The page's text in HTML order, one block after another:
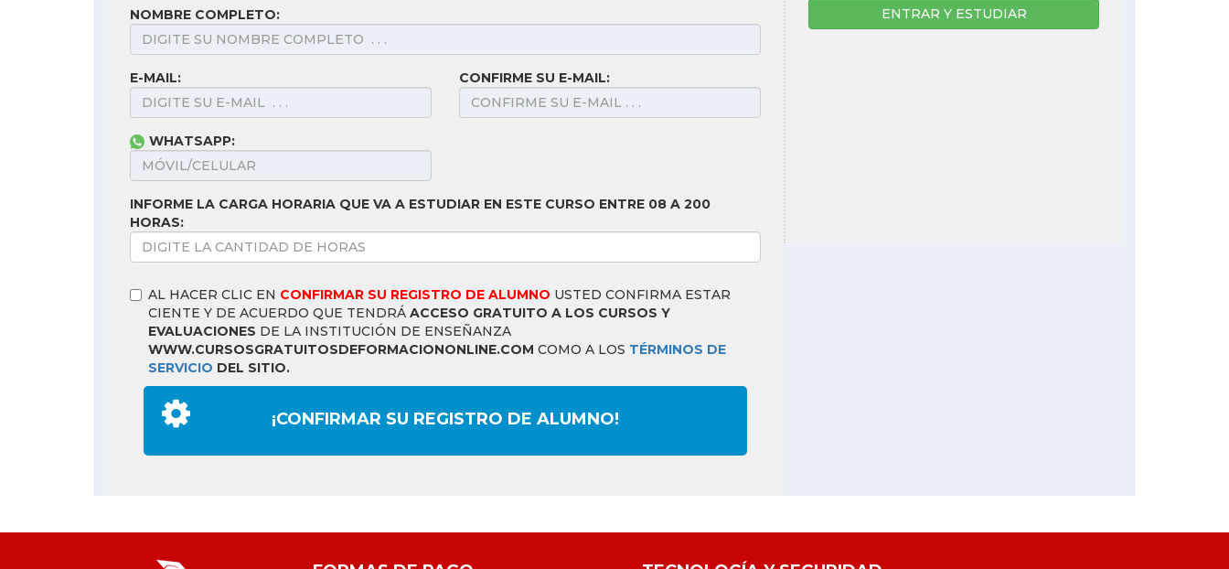
NOMBRE COMPLETO:
E-MAIL: CONFIRME SU E-MAIL:
WHATSAPP:
INFORME LA CARGA HORARIA QUE VA A ESTUDIAR EN ESTE CURSO ENTRE 08 A 200
HORAS:
AL HACER CLIC EN CONFIRMAR SU REGISTRO DE ALUMNO USTED CONFIRMA ESTAR
CIENTE Y DE ACUERDO QUE TENDRÁ ACCESO GRATUITO A LOS CURSOS Y
EVALUACIONES DE LA INSTITUCIÓN DE ENSEÑANZA
WWW.CURSOSGRATUITOSDEFORMACIONONLINE.COM COMO A LOS TÉRMINOS DE
SERVICIO DEL SITIO.
¡CONFIRMAR SU REGISTRO DE ALUMNO!
ENTRAR Y ESTUDIAR